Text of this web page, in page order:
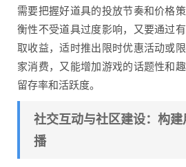
需要把握好道具的投放节奏和价格
衡性不受道具过度影响，又要通过
取收益，适时推出限时优惠活动或
家消费，又能增加游戏的话题性和
留存率和活跃度。
社交互动与社区建设：构
播